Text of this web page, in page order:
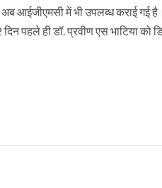
आईजीएमसी में भी उपलब्ध कराई गई है।
पहले ही डॉ. प्रवीण एस भाटिया को